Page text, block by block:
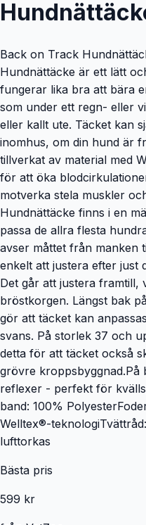
Back on Track
Hundnättäcke är ett lätt
fungerar lika bra att bära
som under ett regn- eller
eller kallt ute. Täcket kan
inomhus, om din hund är
tillverkat av material med
för att öka
motverka stela muskler
Hundnättäcke finns i en
passa de allra flesta
avser måttet från manken
enkelt att justera efter just
Det går att justera framtill,
bröstkorgen. Längst bak
gör att täcket kan
svans. På storlek 37 och
detta för att täcket också
grövre kroppsbyggnad.På
reflexer - perfekt för
band: 100%
Welltex®-
lufttorkas
Bästa pris
599 kr